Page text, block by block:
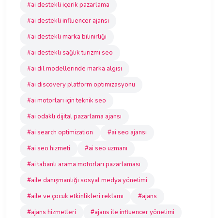
#ai destekli içerik pazarlama
#ai destekli influencer ajansı
#ai destekli marka bilinirliği
#ai destekli sağlık turizmi seo
#ai dil modellerinde marka algısı
#ai discovery platform optimizasyonu
#ai motorları için teknik seo
#ai odaklı dijital pazarlama ajansı
#ai search optimization
#ai seo ajansı
#ai seo hizmeti
#ai seo uzmanı
#ai tabanlı arama motorları pazarlaması
#aile danışmanlığı sosyal medya yönetimi
#aile ve çocuk etkinlikleri reklamı
#ajans
#ajans hizmetleri
#ajans ile influencer yönetimi